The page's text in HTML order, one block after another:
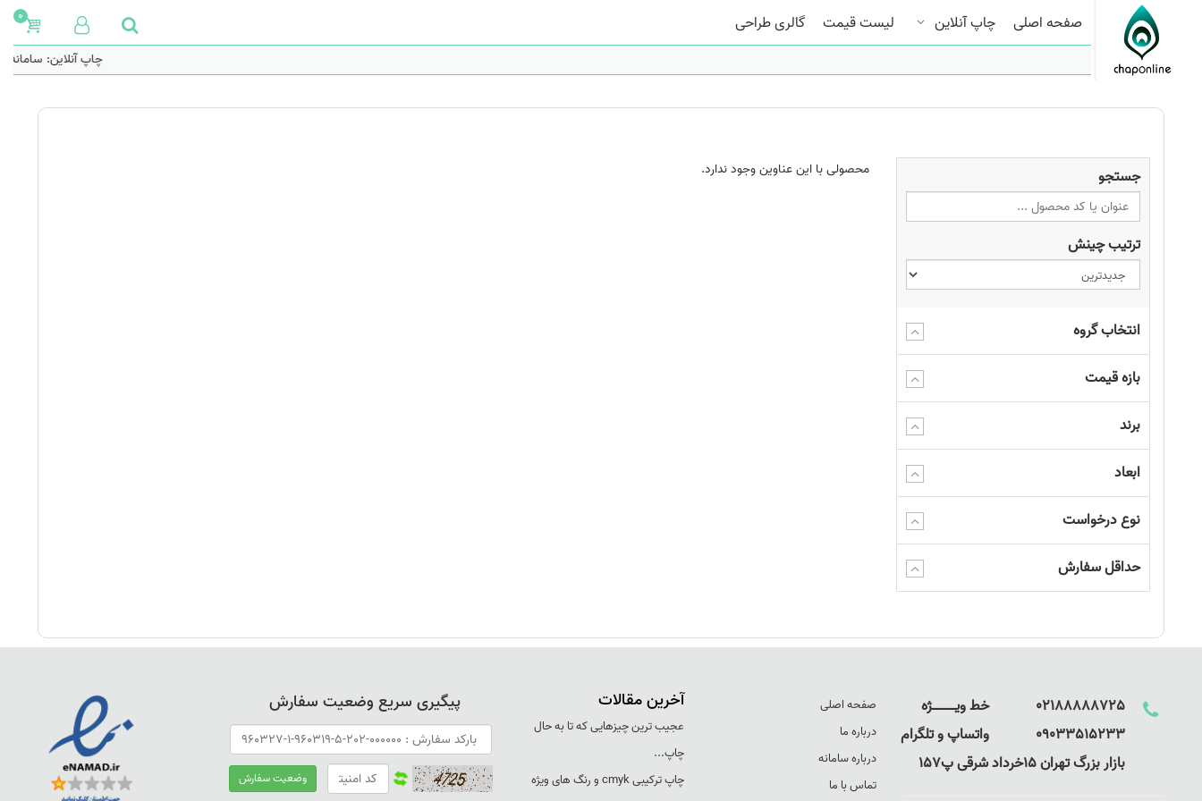
صفحه اصلی چاپ آنلاین لیست قیمت گالری طراحی 0
چاپ آنلاین:
جستجو
ترتیب چینش
انتخاب گروه
بازه قیمت
برند
ابعاد
نوع درخواست
حداقل سفارش
محصولی با این عناوین وجود ندارد.
02188888725 خط ویـــــــــــــژه
09033515233 واتساپ و تلگرام
بازار بزرگ تهران 15خرداد شرقی پ157
صفحه اصلی
درباره ما
درباره سامانه
تماس با ما
آخرین مقالات
عجيب ترين چيزهايی که تا به حال
چاپ...
چاپ ترکيبی cmyk و رنگ های ويژه
پیگیری سریع وضعیت سفارش